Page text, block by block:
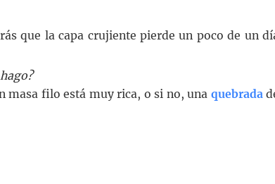
que la capa crujiente pierde un poco de un
masa filo está muy rica, o si no, una quebrada